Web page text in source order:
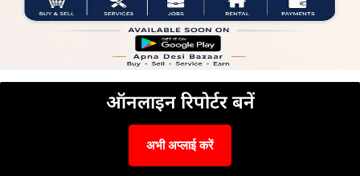
ऑनलाइन रिपोर्टर बनें
अभी अप्लाई करें